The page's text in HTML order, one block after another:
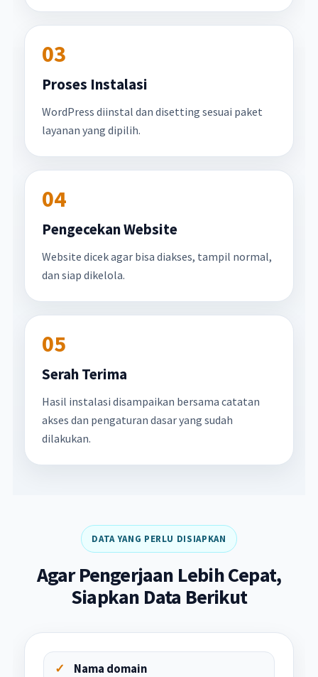
03
Proses Instalasi
WordPress diinstal dan disetting sesuai paket
layanan yang dipilih.
04
Pengecekan Website
Website dicek agar bisa diakses, tampil normal,
dan siap dikelola.
05
Serah Terima
Hasil instalasi disampaikan bersama catatan
akses dan pengaturan dasar yang sudah
dilakukan.
DATA YANG PERLU DISIAPKAN
Agar Pengerjaan Lebih Cepat,
Siapkan Data Berikut
Nama domain